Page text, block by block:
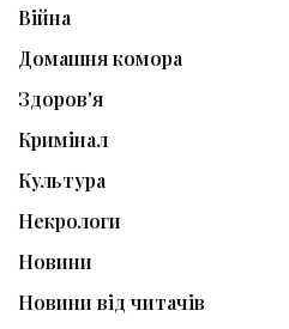
Війна
Домашня комора
Здоров'я
Кримінал
Культура
Некрологи
Новини
Новини від читачів